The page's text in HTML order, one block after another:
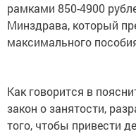
рамками 850-4900
Минздрава, который
максимального
Как говорится в
закон о занятости,
того, чтобы привести